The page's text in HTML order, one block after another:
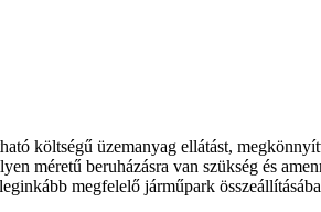
költségű üzemanyag ellátást,
méretű beruházásra van szükség és
megfelelő járműpark